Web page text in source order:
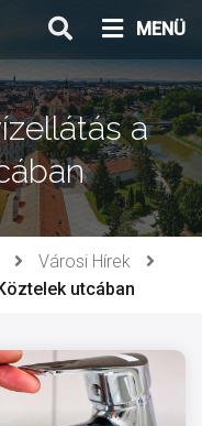
MENÜ
a
Városi Hírek
utcában